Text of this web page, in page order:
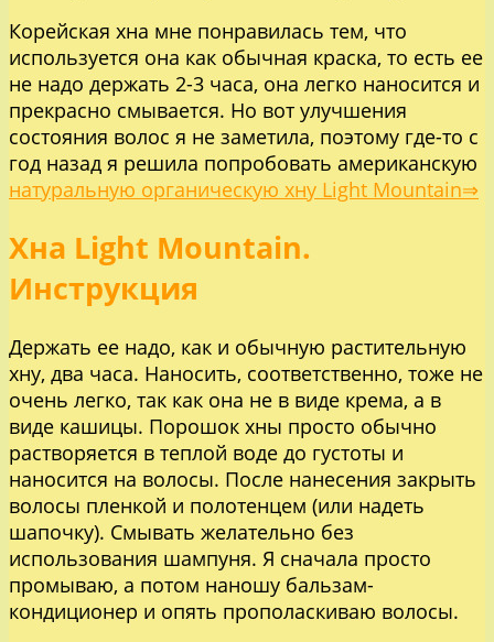
Корейская хна мне понравилась тем, что
используется она как обычная краска, то есть ее
не надо держать 2-3 часа, она легко наносится и
прекрасно смывается. Но вот улучшения
состояния волос я не заметила, поэтому где-то с
год назад я решила попробовать американскую
натуральную органическую хну Light Mountain⇒
Хна Light Mountain.
Инструкция
Держать ее надо, как и обычную растительную
хну, два часа. Наносить, соответственно, тоже не
очень легко, так как она не в виде крема, а в
виде кашицы. Порошок хны просто обычно
растворяется в теплой воде до густоты и
наносится на волосы. После нанесения закрыть
волосы пленкой и полотенцем (или надеть
шапочку). Смывать желательно без
использования шампуня. Я сначала просто
промываю, а потом наношу бальзам-
кондиционер и опять прополаскиваю волосы.